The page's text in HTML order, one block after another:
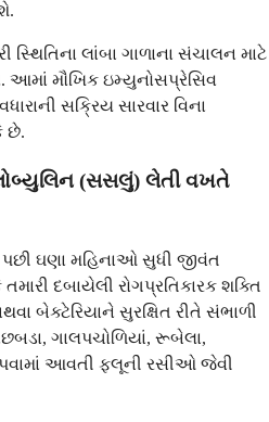
સ્થિતિના લાંબા ગાળાના સંચાલન માટે
મૌખિક ઇમ્યુનોસપ્રેસિવ
સક્રિય સારવાર વિના
છે.
(સસલું) લેતી વખતે
પછી ઘણા મહિનાઓ સુધી જીવંત
દબાયેલી રોગપ્રતિકારક શક્તિ
બેક્ટેરિયાને સુરક્ષિત રીતે સંભાળી
ગાલપચોળિયાં, રૂબેલા,
આવતી ફ્લૂની રસીઓ જેવી